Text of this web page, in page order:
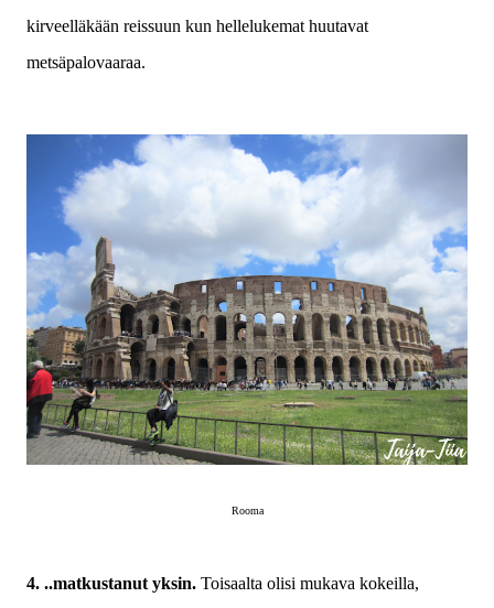
kirveelläkään reissuun kun hellelukemat huutavat
metsäpalovaaraa.
Rooma
4. ..matkustanut yksin. Toisaalta olisi mukava kokeilla,